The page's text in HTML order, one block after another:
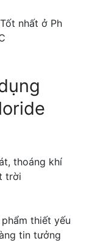
nhất ở Ph
thoáng khí
trời
thiết yếu
tin tưởng